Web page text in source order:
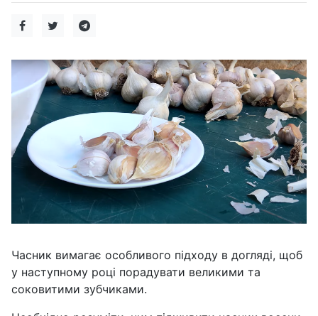
Часник вимагає особливого підходу в догляді, щоб
у наступному році порадувати великими та
соковитими зубчиками.